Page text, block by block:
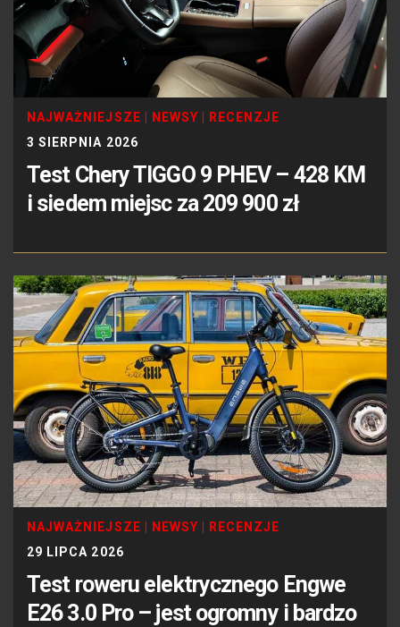
NAJWAŻNIEJSZE NEWSY
RECENZJE
3 SIERPNIA 2026
Test Chery TIGGO 9 PHEV – 428 KM
i siedem miejsc za 209 900 zł
NAJWAŻNIEJSZE NEWSY
RECENZJE
29 LIPCA 2026
Test roweru elektrycznego Engwe
E26 3.0 Pro – jest ogromny i bardzo